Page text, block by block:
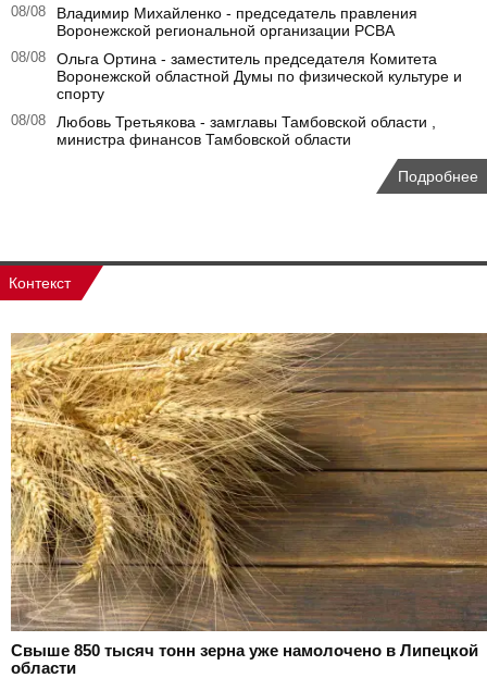
08/08
Владимир Михайленко - председатель правления
Воронежской региональной организации РСВА
08/08
Ольга Ортина - заместитель председателя Комитета
Воронежской областной Думы по физической культуре и
спорту
08/08
Любовь Третьякова - замглавы Тамбовской области ,
министра финансов Тамбовской области
Подробнее
Контекст
Свыше 850 тысяч тонн зерна уже намолочено в Липецкой
области